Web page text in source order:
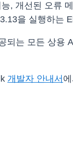
, 개선된 오류
을 실행하는
는 모든 상용
개발자 안내서